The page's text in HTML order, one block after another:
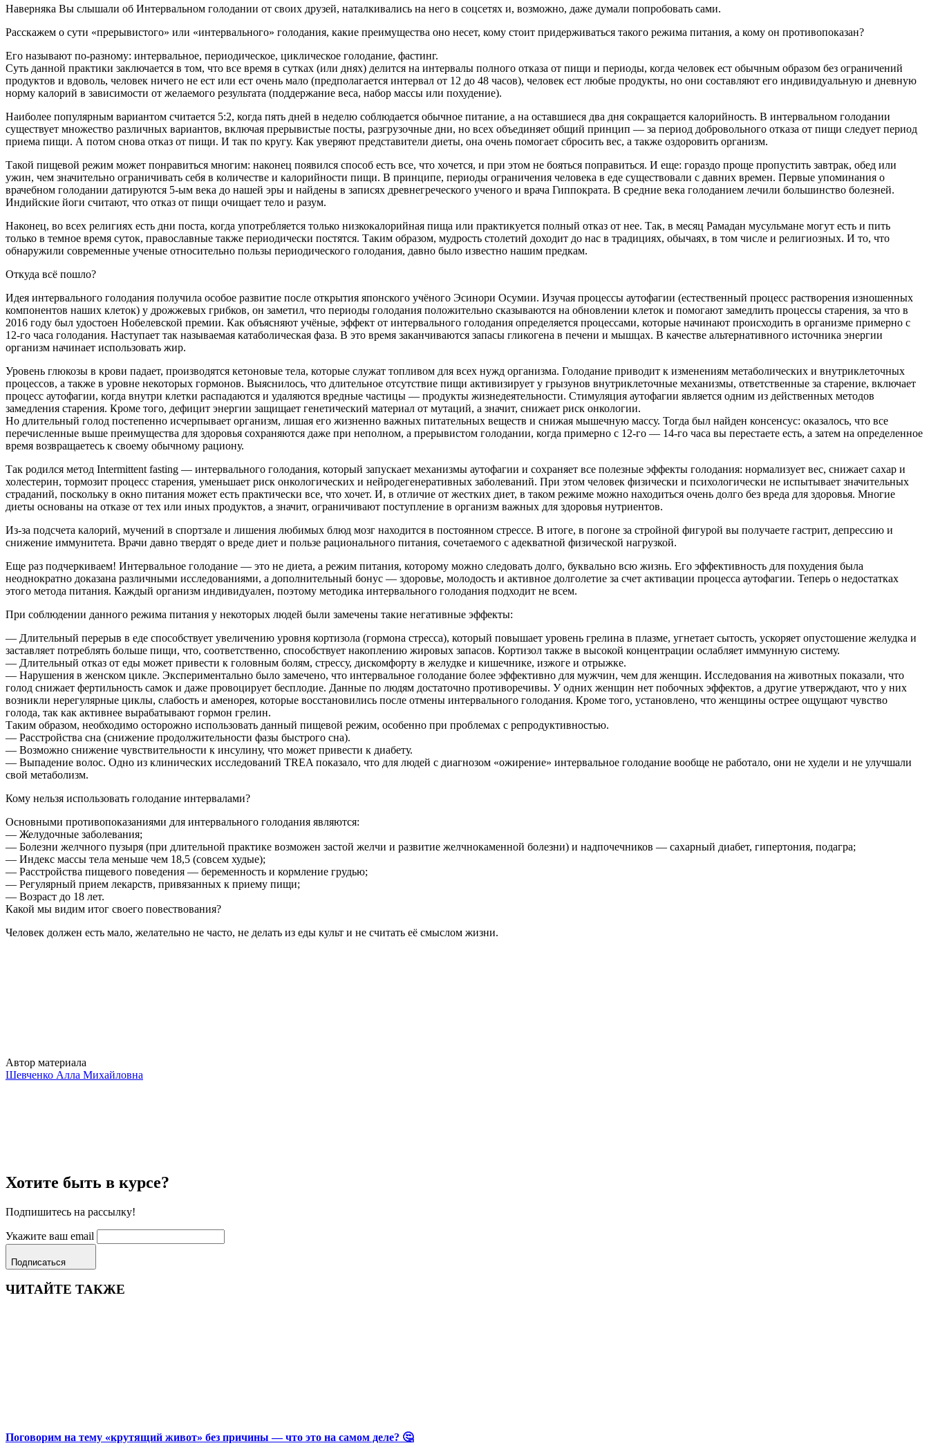
Наверняка Вы слышали об Интервальном голодании от своих друзей, наталкивались на него в соцсетях и, возможно, даже думали попробовать сами.
Расскажем о сути «прерывистого» или «интервального» голодания, какие преимущества оно несет, кому стоит придерживаться такого режима питания, а кому он противопоказан?
Его называют по-разному: интервальное, периодическое, циклическое голодание, фастинг.
Суть данной практики заключается в том, что все время в сутках (или днях) делится на интервалы полного отказа от пищи и периоды, когда человек ест обычным образом без ограничений
продуктов и вдоволь, человек ничего не ест или ест очень мало (предполагается интервал от 12 до 48 часов), человек ест любые продукты, но они составляют его индивидуальную и дневную
норму калорий в зависимости от желаемого результата (поддержание веса, набор массы или похудение).
Наиболее популярным вариантом считается 5:2, когда пять дней в неделю соблюдается обычное питание, а на оставшиеся два дня сокращается калорийность. В интервальном голодании
существует множество различных вариантов, включая прерывистые посты, разгрузочные дни, но всех объединяет общий принцип — за период добровольного отказа от пищи следует период
приема пищи. А потом снова отказ от пищи. И так по кругу. Как уверяют представители диеты, она очень помогает сбросить вес, а также оздоровить организм.
Такой пищевой режим может понравиться многим: наконец появился способ есть все, что хочется, и при этом не бояться поправиться. И еще: гораздо проще пропустить завтрак, обед или
ужин, чем значительно ограничивать себя в количестве и калорийности пищи. В принципе, периоды ограничения человека в еде существовали с давних времен. Первые упоминания о
врачебном голодании датируются 5-ым века до нашей эры и найдены в записях древнегреческого ученого и врача Гиппократа. В средние века голоданием лечили большинство болезней.
Индийские йоги считают, что отказ от пищи очищает тело и разум.
Наконец, во всех религиях есть дни поста, когда употребляется только низкокалорийная пища или практикуется полный отказ от нее. Так, в месяц Рамадан мусульмане могут есть и пить
только в темное время суток, православные также периодически постятся. Таким образом, мудрость столетий доходит до нас в традициях, обычаях, в том числе и религиозных. И то, что
обнаружили современные ученые относительно пользы периодического голодания, давно было известно нашим предкам.
Откуда всё пошло?
Идея интервального голодания получила особое развитие после открытия японского учёного Эсинори Осумии. Изучая процессы аутофагии (естественный процесс растворения изношенных
компонентов наших клеток) у дрожжевых грибков, он заметил, что периоды голодания положительно сказываются на обновлении клеток и помогают замедлить процессы старения, за что в
2016 году был удостоен Нобелевской премии. Как объясняют учёные, эффект от интервального голодания определяется процессами, которые начинают происходить в организме примерно с
12-го часа голодания. Наступает так называемая катаболическая фаза. В это время заканчиваются запасы гликогена в печени и мышцах. В качестве альтернативного источника энергии
организм начинает использовать жир.
Уровень глюкозы в крови падает, производятся кетоновые тела, которые служат топливом для всех нужд организма. Голодание приводит к изменениям метаболических и внутриклеточных
процессов, а также в уровне некоторых гормонов. Выяснилось, что длительное отсутствие пищи активизирует у грызунов внутриклеточные механизмы, ответственные за старение, включает
процесс аутофагии, когда внутри клетки распадаются и удаляются вредные частицы — продукты жизнедеятельности. Стимуляция аутофагии является одним из действенных методов
замедления старения. Кроме того, дефицит энергии защищает генетический материал от мутаций, а значит, снижает риск онкологии.
Но длительный голод постепенно исчерпывает организм, лишая его жизненно важных питательных веществ и снижая мышечную массу. Тогда был найден консенсус: оказалось, что все
перечисленные выше преимущества для здоровья сохраняются даже при неполном, а прерывистом голодании, когда примерно с 12-го — 14-го часа вы перестаете есть, а затем на определенное
время возвращаетесь к своему обычному рациону.
Так родился метод Intermittent fasting — интервального голодания, который запускает механизмы аутофагии и сохраняет все полезные эффекты голодания: нормализует вес, снижает сахар и
холестерин, тормозит процесс старения, уменьшает риск онкологических и нейродегенеративных заболеваний. При этом человек физически и психологически не испытывает значительных
страданий, поскольку в окно питания может есть практически все, что хочет. И, в отличие от жестких диет, в таком режиме можно находиться очень долго без вреда для здоровья. Многие
диеты основаны на отказе от тех или иных продуктов, а значит, ограничивают поступление в организм важных для здоровья нутриентов.
Из-за подсчета калорий, мучений в спортзале и лишения любимых блюд мозг находится в постоянном стрессе. В итоге, в погоне за стройной фигурой вы получаете гастрит, депрессию и
снижение иммунитета. Врачи давно твердят о вреде диет и пользе рационального питания, сочетаемого с адекватной физической нагрузкой.
Еще раз подчеркиваем! Интервальное голодание — это не диета, а режим питания, которому можно следовать долго, буквально всю жизнь. Его эффективность для похудения была
неоднократно доказана различными исследованиями, а дополнительный бонус — здоровье, молодость и активное долголетие за счет активации процесса аутофагии. Теперь о недостатках
этого метода питания. Каждый организм индивидуален, поэтому методика интервального голодания подходит не всем.
При соблюдении данного режима питания у некоторых людей были замечены такие негативные эффекты:
— Длительный перерыв в еде способствует увеличению уровня кортизола (гормона стресса), который повышает уровень грелина в плазме, угнетает сытость, ускоряет опустошение желудка и
заставляет потреблять больше пищи, что, соответственно, способствует накоплению жировых запасов. Кортизол также в высокой концентрации ослабляет иммунную систему.
— Длительный отказ от еды может привести к головным болям, стрессу, дискомфорту в желудке и кишечнике, изжоге и отрыжке.
— Нарушения в женском цикле. Экспериментально было замечено, что интервальное голодание более эффективно для мужчин, чем для женщин. Исследования на животных показали, что
голод снижает фертильность самок и даже провоцирует бесплодие. Данные по людям достаточно противоречивы. У одних женщин нет побочных эффектов, а другие утверждают, что у них
возникли нерегулярные циклы, слабость и аменорея, которые восстановились после отмены интервального голодания. Кроме того, установлено, что женщины острее ощущают чувство
голода, так как активнее вырабатывают гормон грелин.
Таким образом, необходимо осторожно использовать данный пищевой режим, особенно при проблемах с репродуктивностью.
— Расстройства сна (снижение продолжительности фазы быстрого сна).
— Возможно снижение чувствительности к инсулину, что может привести к диабету.
— Выпадение волос. Одно из клинических исследований TREA показало, что для людей с диагнозом «ожирение» интервальное голодание вообще не работало, они не худели и не улучшали
свой метаболизм.
Кому нельзя использовать голодание интервалами?
Основными противопоказаниями для интервального голодания являются:
— Желудочные заболевания;
— Болезни желчного пузыря (при длительной практике возможен застой желчи и развитие желчнокаменной болезни) и надпочечников — сахарный диабет, гипертония, подагра;
— Индекс массы тела меньше чем 18,5 (совсем худые);
— Расстройства пищевого поведения — беременность и кормление грудью;
— Регулярный прием лекарств, привязанных к приему пищи;
— Возраст до 18 лет.
Какой мы видим итог своего повествования?
Человек должен есть мало, желательно не часто, не делать из еды культ и не считать её смыслом жизни.
Автор материала
Шевченко Алла Михайловна
Хотите быть в курсе?
Подпишитесь на рассылку!
Укажите ваш email
Подписаться
ЧИТАЙТЕ ТАКЖЕ
Поговорим на тему «крутящий живот» без причины — что это на самом деле? 🤔